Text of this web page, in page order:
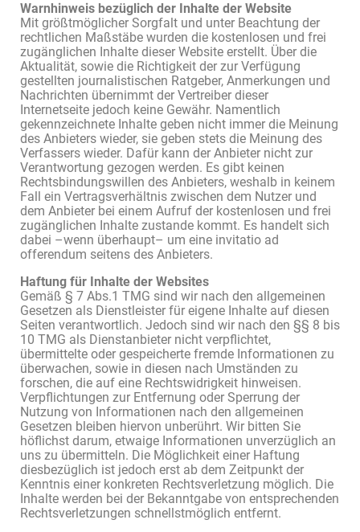
Warnhinweis bezüglich der Inhalte der Website
Mit größtmöglicher Sorgfalt und unter Beachtung der
rechtlichen Maßstäbe wurden die kostenlosen und frei
zugänglichen Inhalte dieser Website erstellt. Über die
Aktualität, sowie die Richtigkeit der zur Verfügung
gestellten journalistischen Ratgeber, Anmerkungen und
Nachrichten übernimmt der Vertreiber dieser
Internetseite jedoch keine Gewähr. Namentlich
gekennzeichnete Inhalte geben nicht immer die Meinung
des Anbieters wieder, sie geben stets die Meinung des
Verfassers wieder. Dafür kann der Anbieter nicht zur
Verantwortung gezogen werden. Es gibt keinen
Rechtsbindungswillen des Anbieters, weshalb in keinem
Fall ein Vertragsverhältnis zwischen dem Nutzer und
dem Anbieter bei einem Aufruf der kostenlosen und frei
zugänglichen Inhalte zustande kommt. Es handelt sich
dabei –wenn überhaupt– um eine invitatio ad
offerendum seitens des Anbieters.
Haftung für Inhalte der Websites
Gemäß § 7 Abs.1 TMG sind wir nach den allgemeinen
Gesetzen als Dienstleister für eigene Inhalte auf diesen
Seiten verantwortlich. Jedoch sind wir nach den §§ 8 bis
10 TMG als Dienstanbieter nicht verpflichtet,
übermittelte oder gespeicherte fremde Informationen zu
überwachen, sowie in diesen nach Umständen zu
forschen, die auf eine Rechtswidrigkeit hinweisen.
Verpflichtungen zur Entfernung oder Sperrung der
Nutzung von Informationen nach den allgemeinen
Gesetzen bleiben hiervon unberührt. Wir bitten Sie
höflichst darum, etwaige Informationen unverzüglich an
uns zu übermitteln. Die Möglichkeit einer Haftung
diesbezüglich ist jedoch erst ab dem Zeitpunkt der
Kenntnis einer konkreten Rechtsverletzung möglich. Die
Inhalte werden bei der Bekanntgabe von entsprechenden
Rechtsverletzungen schnellstmöglich entfernt.